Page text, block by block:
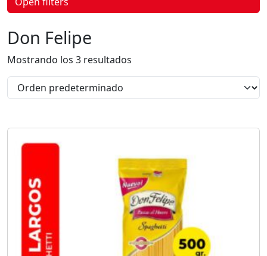
d
u
c
t
o
Don Felipe
Mostrando los 3 resultados